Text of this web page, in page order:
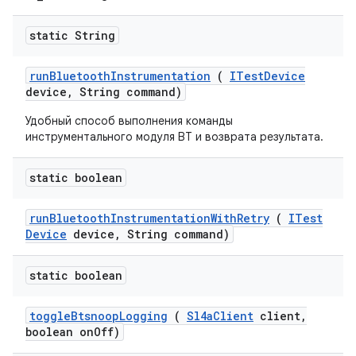
static String
runBluetoothInstrumentation ( ITestDevice
device , String command)
Удобный способ выполнения команды
инструментального модуля BT и возврата результата.
static boolean
runBluetoothInstrumentationWithRetry ( ITest
Device device , String command)
static boolean
toggleBtsnoopLogging ( Sl4aClient client,
boolean onOff)